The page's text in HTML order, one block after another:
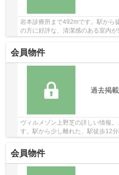
岩本診療所まで492mです。駅から
の方に好評な、清潔感のある室内
会員物件
過去掲
ヴィルメゾン上野芝の詳しい情報
す。駅から少し離れた、駅徒歩12
会員物件